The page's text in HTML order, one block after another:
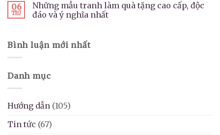
06
Th7
Những mẫu tranh làm quà tặng cao cấp, độc
đáo và ý nghĩa nhất
Bình luận mới nhất
Danh mục
Hướng dẫn (105)
Tin tức (67)